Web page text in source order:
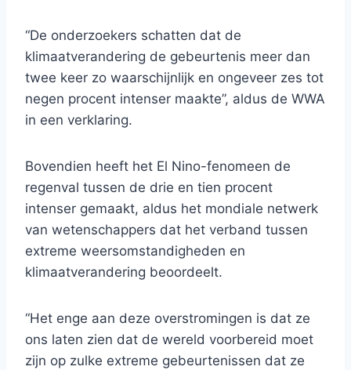
“De onderzoekers schatten dat de
klimaatverandering de gebeurtenis meer dan
twee keer zo waarschijnlijk en ongeveer zes tot
negen procent intenser maakte”, aldus de WWA
in een verklaring.
Bovendien heeft het El Nino-fenomeen de
regenval tussen de drie en tien procent
intenser gemaakt, aldus het mondiale netwerk
van wetenschappers dat het verband tussen
extreme weersomstandigheden en
klimaatverandering beoordeelt.
“Het enge aan deze overstromingen is dat ze
ons laten zien dat de wereld voorbereid moet
zijn op zulke extreme gebeurtenissen dat ze